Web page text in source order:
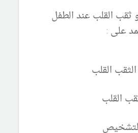
ثقب القلب عند الطفل
على :
القلب
القلب